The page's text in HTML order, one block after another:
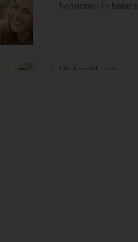
hormonen in balans
De kracht van